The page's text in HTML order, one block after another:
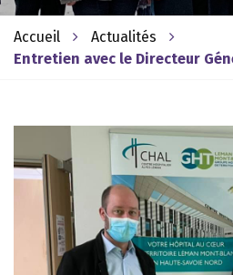
Accueil
Actualités
Entretien avec le Directeur